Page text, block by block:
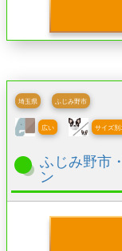
埼玉県 ふじみ野市
広い サイズ別
ふじみ野市
ン